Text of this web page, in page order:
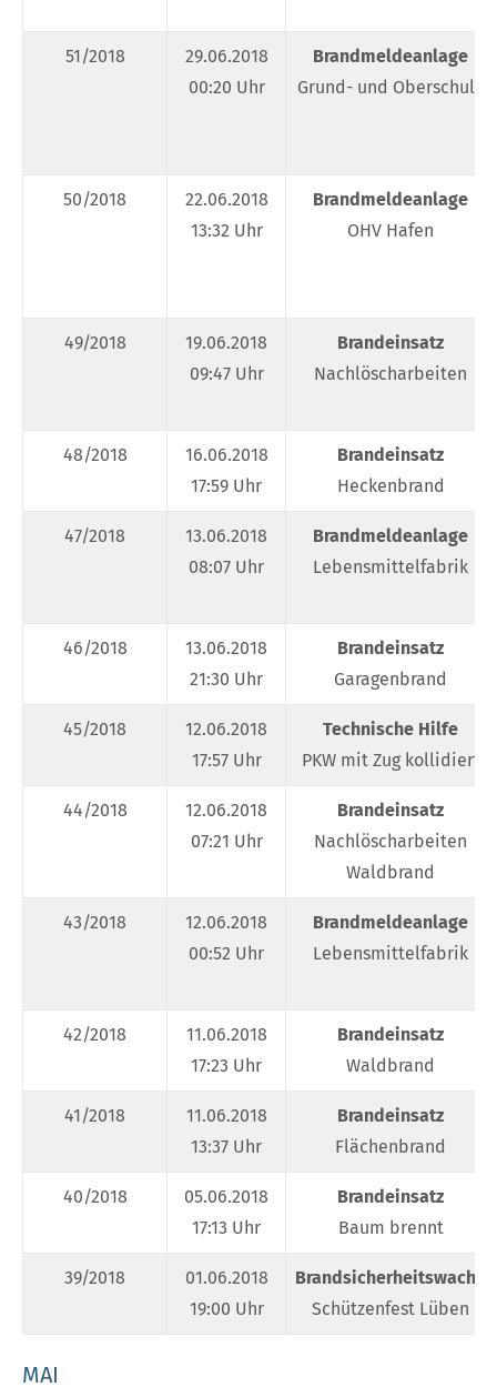
51/2018
29.06.2018
00:20 Uhr
Brandmeldeanlage
Grund- und Oberschule
50/2018
22.06.2018
13:32 Uhr
Brandmeldeanlage
OHV Hafen
49/2018
19.06.2018
09:47 Uhr
Brandeinsatz
Nachlöscharbeiten
48/2018
16.06.2018
17:59 Uhr
Brandeinsatz
Heckenbrand
47/2018
13.06.2018
08:07 Uhr
Brandmeldeanlage
Lebensmittelfabrik
46/2018
13.06.2018
21:30 Uhr
Brandeinsatz
Garagenbrand
45/2018
12.06.2018
17:57 Uhr
Technische Hilfe
PKW mit Zug kollidiert
44/2018
12.06.2018
07:21 Uhr
Brandeinsatz
Nachlöscharbeiten
Waldbrand
43/2018
12.06.2018
00:52 Uhr
Brandmeldeanlage
Lebensmittelfabrik
42/2018
11.06.2018
17:23 Uhr
Brandeinsatz
Waldbrand
41/2018
11.06.2018
13:37 Uhr
Brandeinsatz
Flächenbrand
40/2018
05.06.2018
17:13 Uhr
Brandeinsatz
Baum brennt
39/2018
01.06.2018
19:00 Uhr
Brandsicherheitswache
Schützenfest Lüben
MAI